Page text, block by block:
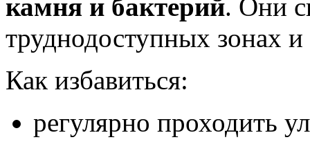
камня и бактерий. Они
труднодоступных зонах
Как избавиться:
регулярно проходить